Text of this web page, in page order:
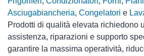
Asciugabiancheria, Congelatori e
Prodotti di qualità elevata richiedono
assistenza, riparazioni e supporto
garantire la massima operatività,